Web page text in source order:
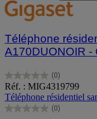
Téléphone
A170DUONOIR -
(0)
0.0
sur
5
étoiles.
Réf. : MIG4319799
Téléphone résidentiel
(0)
0.0